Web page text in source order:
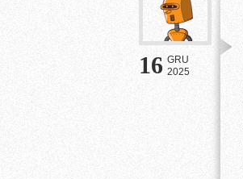
16 GRU
2025